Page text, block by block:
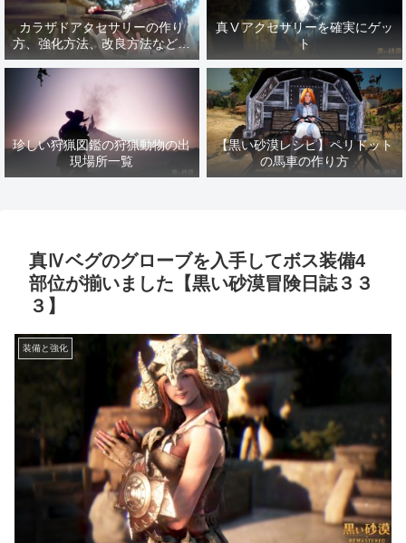
カラザドアクセサリーの作り
方、強化方法、改良方法などま
とめ【黒い砂漠冒険日誌１４１
真Ⅴアクセサリーを確実にゲッ
ト
珍しい狩猟図鑑の狩猟動物の出
現場所一覧
【黒い砂漠レシピ】ペリドット
の馬車の作り方
真Ⅳベグのグローブを入手してボス装備4
部位が揃いました【黒い砂漠冒険日誌３３
３】
装備と強化